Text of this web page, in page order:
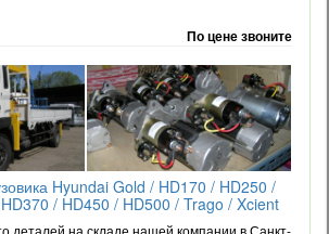
По цене звоните
Hyundai Gold / HD170 / HD250 /
/ HD450 / HD500 / Trago / Xcient
деталей на складе нашей компании в Санкт-